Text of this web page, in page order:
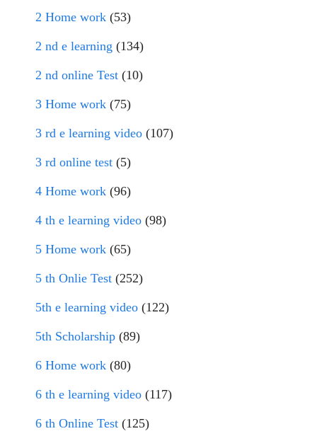
2 Home work (53)
2 nd e learning (134)
2 nd online Test (10)
3 Home work (75)
3 rd e learning video (107)
3 rd online test (5)
4 Home work (96)
4 th e learning video (98)
5 Home work (65)
5 th Onlie Test (252)
5th e learning video (122)
5th Scholarship (89)
6 Home work (80)
6 th e learning video (117)
6 th Online Test (125)